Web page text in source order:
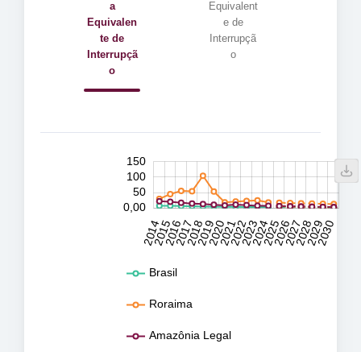
a
Equivalen
te de
Interrupçã
o
Equivalent
e de
Interrupçã
o
0,00
0,00
50
150
100
L
20142015201620172018201920202021202220232024202520262027202820292030
2031
2032
Brasil
Roraima
Amazônia Legal